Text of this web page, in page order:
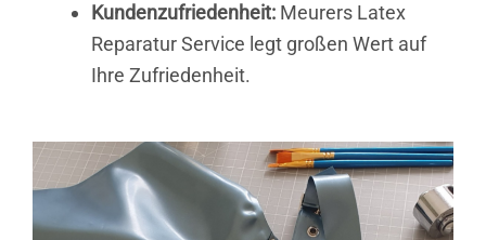
Kundenzufriedenheit: Meurers Latex
Reparatur Service legt großen Wert auf
Ihre Zufriedenheit.